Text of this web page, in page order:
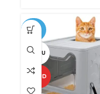
-25%
VENDU
CHAUD